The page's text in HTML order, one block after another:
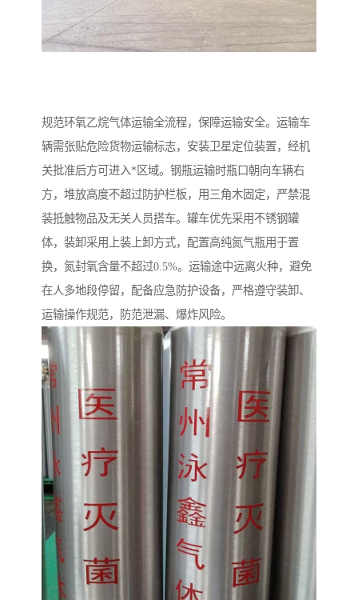
规范环氧乙烷气体运输全流程，保障运输安全。运输车
辆需张贴危险货物运输标志，安装卫星定位装置，经机
关批准后方可进入*区域。钢瓶运输时瓶口朝向车辆右
方，堆放高度不超过防护栏板，用三角木固定，严禁混
装抵触物品及无关人员搭车。罐车优先采用不锈钢罐
体，装卸采用上装上卸方式，配置高纯氮气瓶用于置
换，氮封氧含量不超过0.5%。运输途中远离火种，避免
在人多地段停留，配备应急防护设备，严格遵守装卸、
运输操作规范，防范泄漏、爆炸风险。